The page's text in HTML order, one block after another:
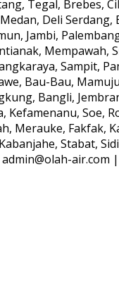
Tegal, Brebes,
Deli Serdang,
Jambi,
Mempawah,
Sampit,
Bau-Bau,
Bangli,
Soe,
Merauke, Fakfak,
Stabat,
air.com |